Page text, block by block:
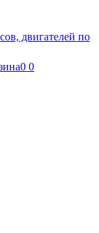
двигателей по
0 0